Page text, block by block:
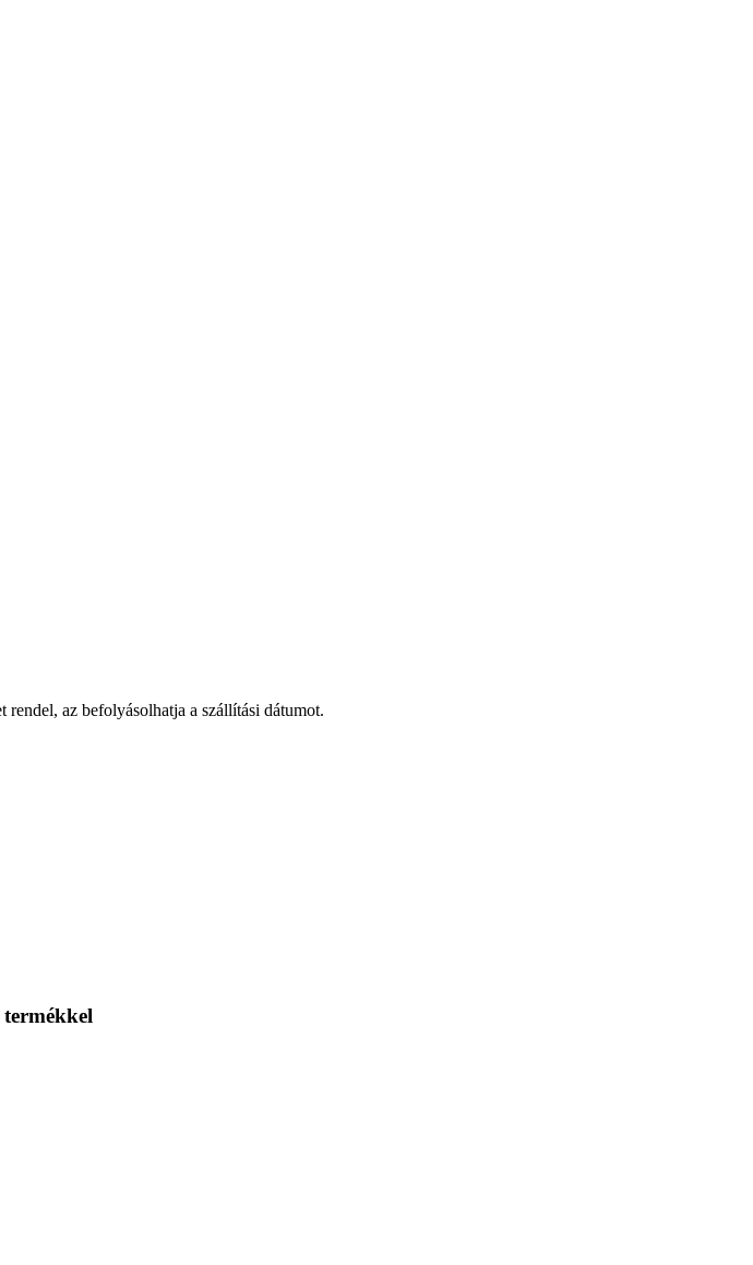
az befolyásolhatja a szállítási dátumot.